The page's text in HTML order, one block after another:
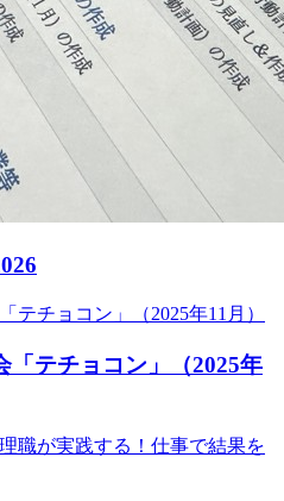
「テチョコン」（2025年